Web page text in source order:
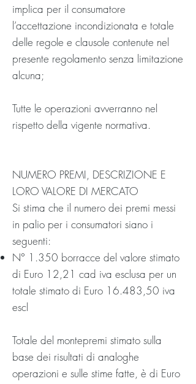
implica per il consumatore
l’accettazione incondizionata e totale
delle regole e clausole contenute nel
presente regolamento senza limitazione
alcuna;
Tutte le operazioni avverranno nel
rispetto della vigente normativa.
NUMERO PREMI, DESCRIZIONE E
LORO VALORE DI MERCATO
Si stima che il numero dei premi messi
in palio per i consumatori siano i
seguenti:
N° 1.350 borracce del valore stimato
di Euro 12,21 cad iva esclusa per un
totale stimato di Euro 16.483,50 iva
escl
Totale del montepremi stimato sulla
base dei risultati di analoghe
operazioni e sulle stime fatte, è di Euro